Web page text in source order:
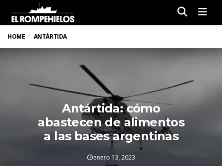
HOME ANTÁRTIDA
Antártida: cómo
abastecen de alimentos
a las bases argentinas
enero 13, 2023